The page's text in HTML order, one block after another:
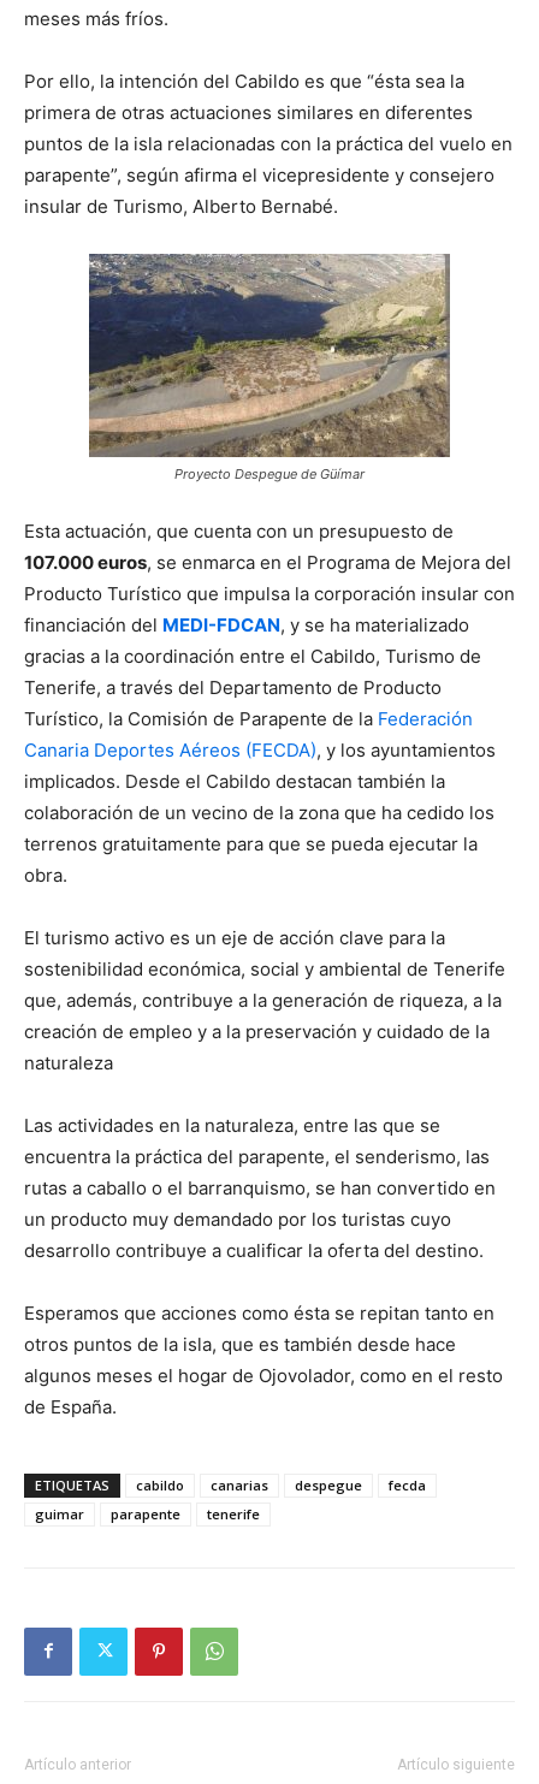
meses más fríos.
Por ello, la intención del Cabildo es que “ésta sea la
primera de otras actuaciones similares en diferentes
puntos de la isla relacionadas con la práctica del vuelo en
parapente”, según afirma el vicepresidente y consejero
insular de Turismo, Alberto Bernabé.
Proyecto Despegue de Güímar
Esta actuación, que cuenta con un presupuesto de
107.000 euros, se enmarca en el Programa de Mejora del
Producto Turístico que impulsa la corporación insular con
financiación del MEDI-FDCAN, y se ha materializado
gracias a la coordinación entre el Cabildo, Turismo de
Tenerife, a través del Departamento de Producto
Turístico, la Comisión de Parapente de la Federación
Canaria Deportes Aéreos (FECDA), y los ayuntamientos
implicados. Desde el Cabildo destacan también la
colaboración de un vecino de la zona que ha cedido los
terrenos gratuitamente para que se pueda ejecutar la
obra.
El turismo activo es un eje de acción clave para la
sostenibilidad económica, social y ambiental de Tenerife
que, además, contribuye a la generación de riqueza, a la
creación de empleo y a la preservación y cuidado de la
naturaleza
Las actividades en la naturaleza, entre las que se
encuentra la práctica del parapente, el senderismo, las
rutas a caballo o el barranquismo, se han convertido en
un producto muy demandado por los turistas cuyo
desarrollo contribuye a cualificar la oferta del destino.
Esperamos que acciones como ésta se repitan tanto en
otros puntos de la isla, que es también desde hace
algunos meses el hogar de Ojovolador, como en el resto
de España.
ETIQUETAS cabildo canarias despegue
fecda
guimar
parapente tenerife
Artículo anterior Artículo siguiente